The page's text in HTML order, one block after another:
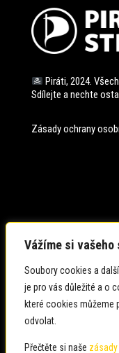
Vážíme si vašeho
Soubory cookies a
je pro vás důležité a o
které cookies můžeme
odvolat.
Přečtěte si naše
Piráti, 2024.
Sdílejte a nechte
Zásady ochrany
Zadavatel: Česká